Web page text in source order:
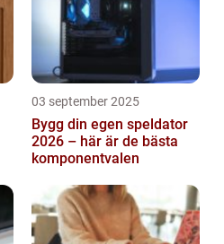
03 september 2025
Bygg din egen speldator
2026 – här är de bästa
komponentvalen